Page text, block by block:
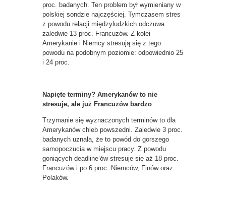
proc. badanych. Ten problem był wymieniany w
polskiej sondzie najczęściej. Tymczasem stres
z powodu relacji międzyludzkich odczuwa
zaledwie 13 proc. Francuzów. Z kolei
Amerykanie i Niemcy stresują się z tego
powodu na podobnym poziomie: odpowiednio 25
i 24 proc.
Napięte terminy? Amerykanów to nie
stresuje, ale już Francuzów bardzo
Trzymanie się wyznaczonych terminów to dla
Amerykanów chleb powszedni. Zaledwie 3 proc.
badanych uznała, że to powód do gorszego
samopoczucia w miejscu pracy. Z powodu
goniących deadline’ów stresuje się aż 18 proc.
Francuzów i po 6 proc. Niemców, Finów oraz
Polaków.